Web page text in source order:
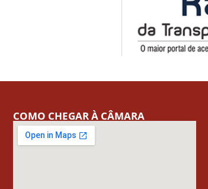
COMO CHEGAR À CÂMARA